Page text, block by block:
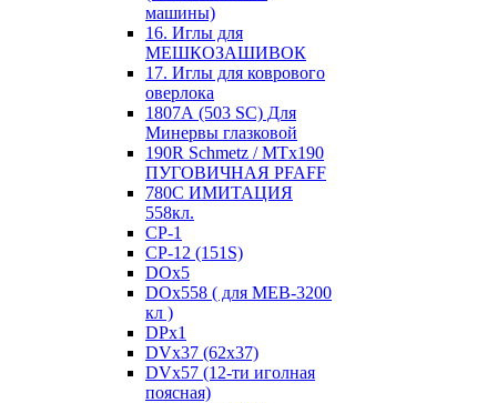
машины)
16. Иглы для
МЕШКОЗАШИВОК
17. Иглы для коврового
оверлока
1807А (503 SC) Для
Минервы глазковой
190R Schmetz / MTx190
ПУГОВИЧНАЯ PFAFF
780С ИМИТАЦИЯ
558кл.
CP-1
CP-12 (151S)
DOx5
DOx558 ( для MEB-3200
кл )
DPx1
DVx37 (62x37)
DVx57 (12-ти иголная
поясная)